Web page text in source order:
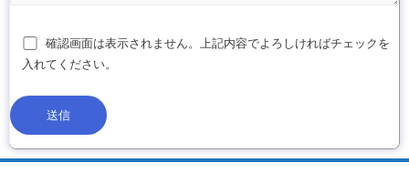
確認画面は表示されません。上記内容でよろしければチェックを
入れてください。